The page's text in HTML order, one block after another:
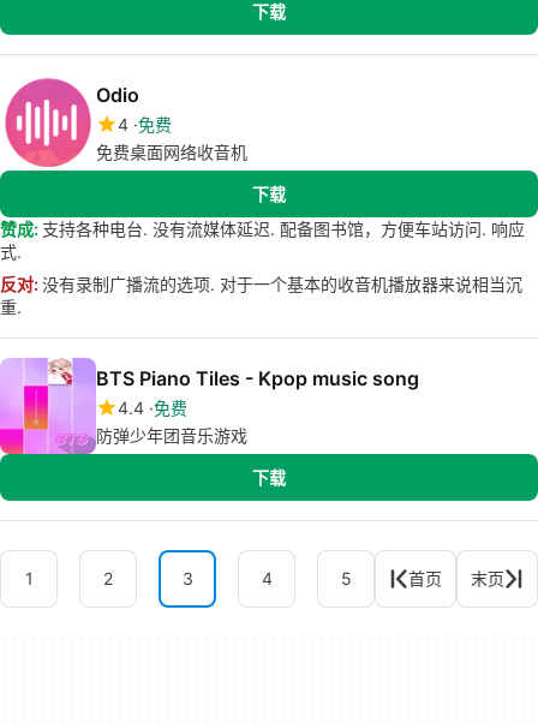
下载
Odio
4 免费
免费桌面网络收音机
下载
赞成: 支持各种电台. 没有流媒体延迟. 配备图书馆，方便车站访问. 响应
式.
反对: 没有录制广播流的选项. 对于一个基本的收音机播放器来说相当沉
重.
BTS Piano Tiles - Kpop music song
4.4 免费
防弹少年团音乐游戏
下载
1 2 3 4 5 首页 末页